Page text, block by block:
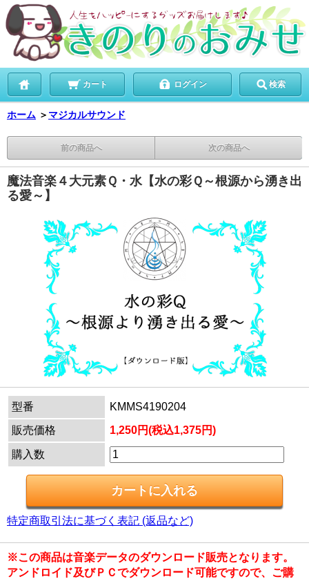
カート ログイン 検索
ホーム ＞ マジカルサウンド
前の商品へ 次の商品へ
魔法音楽４大元素Ｑ・水【水の彩Ｑ～根源から湧き出
る愛～】
型番
KMMS4190204
販売価格
1,250円(税込1,375円)
購入数
特定商取引法に基づく表記 (返品など)
※この商品は音楽データのダウンロード販売となります。
アンドロイド及びＰＣでダウンロード可能ですので、ご購